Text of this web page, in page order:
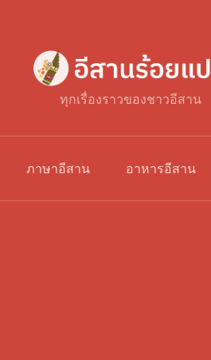
ทุกเรื่องราวของชาวอีสาน
ภาษาอีสาน อาหารอีสาน